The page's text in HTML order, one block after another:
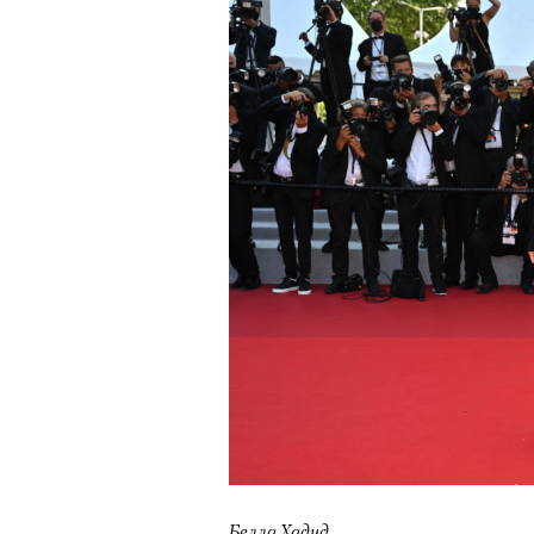
человеком, дважды
планеты без использования